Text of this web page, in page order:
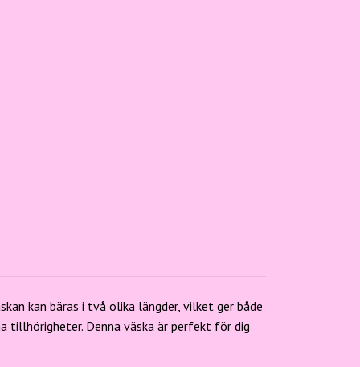
kan bäras i två olika längder, vilket ger både
tillhörigheter. Denna väska är perfekt för dig